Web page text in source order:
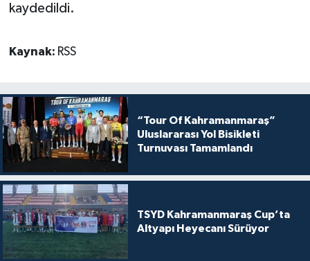
kaydedildi.
Kaynak: RSS
“Tour Of Kahramanmaraş”
Uluslararası Yol Bisikleti
Turnuvası Tamamlandı
TSYD Kahramanmaraş Cup’ta
Altyapı Heyecanı Sürüyor